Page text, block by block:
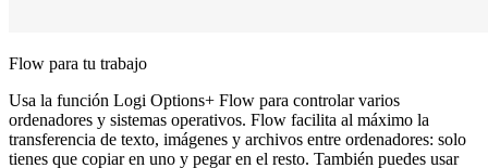
Flow para tu trabajo
Usa la función Logi Options+ Flow para controlar varios
ordenadores y sistemas operativos. Flow facilita al máximo la
transferencia de texto, imágenes y archivos entre ordenadores: solo
tienes que copiar en uno y pegar en el resto. También puedes usar